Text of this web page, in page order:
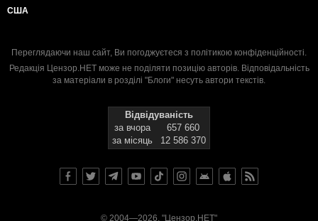
США
Переглядаючи наш сайт, Ви погоджуєтеся з політикою конфіденційності.
Редакція Цензор.НЕТ може не поділяти позицію авторів. Відповідальність
за матеріали в розділі "Блоги" несуть автори текстів.
Відвідуваність
за вчора
657 660
за місяць
12 586 370
© 2004—2026, "Цензор.НЕТ"